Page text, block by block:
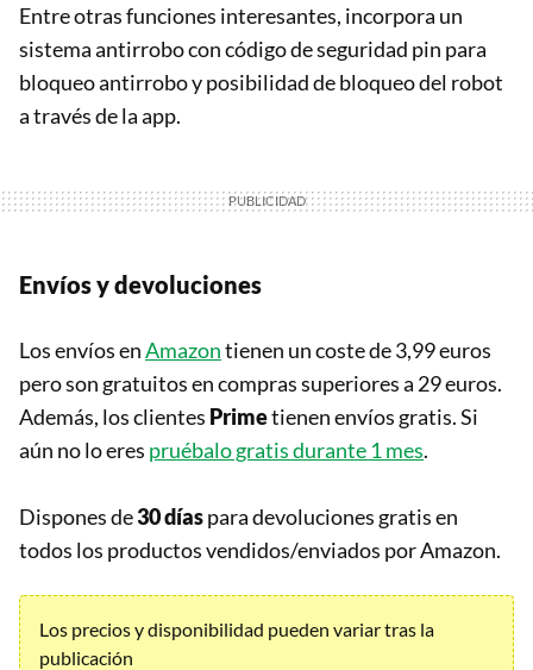
Entre otras funciones interesantes, incorpora un
sistema antirrobo con código de seguridad pin para
bloqueo antirrobo y posibilidad de bloqueo del robot
a través de la app.
Envíos y devoluciones
Los envíos enAmazontienen un coste de 3,99 euros
pero son gratuitos en compras superiores a 29 euros.
Además, los clientes Primetienen envíos gratis. Si
aún no lo eres pruébalo gratis durante 1 mes.
Dispones de30 díaspara devoluciones gratis en
todos los productos vendidos/enviados por Amazon.
Los precios y disponibilidad pueden variar tras la
publicación